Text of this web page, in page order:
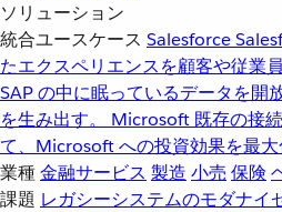
ソリューション
統合ユースケース Salesforce
たエクスペリエンスを顧客や従業
SAP の中に眠っているデータを開
を生み出す。
Microsoft 既存の接
て、Microsoft への投資効果を最大
業種金融サービス 製造 小売 保険
課題 レガシーシステムのモダナイ